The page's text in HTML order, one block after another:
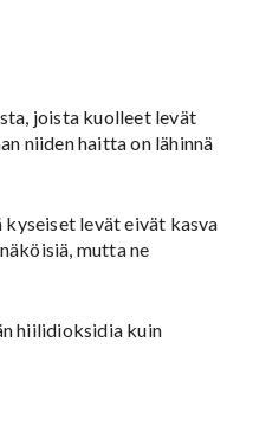
joista kuolleet levät
niiden haitta on lähinnä
levät eivät kasva
mutta ne
hiilidioksidia kuin